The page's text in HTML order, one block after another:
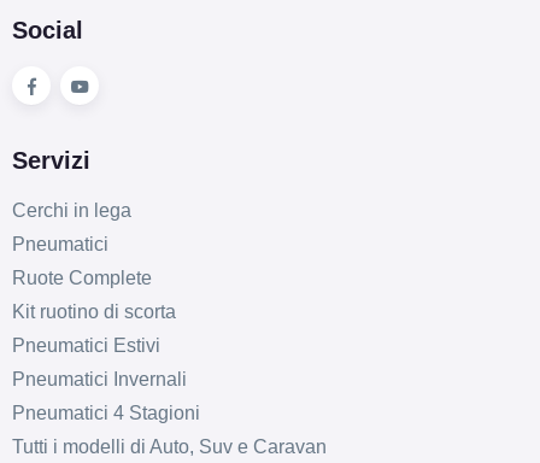
Social
Servizi
Cerchi in lega
Pneumatici
Ruote Complete
Kit ruotino di scorta
Pneumatici Estivi
Pneumatici Invernali
Pneumatici 4 Stagioni
Tutti i modelli di Auto, Suv e Caravan